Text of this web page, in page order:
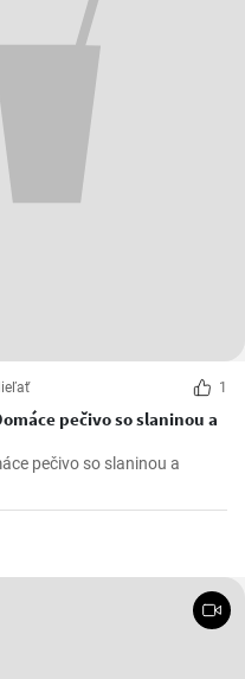
1
pečivo so slaninou a
pečivo so slaninou a